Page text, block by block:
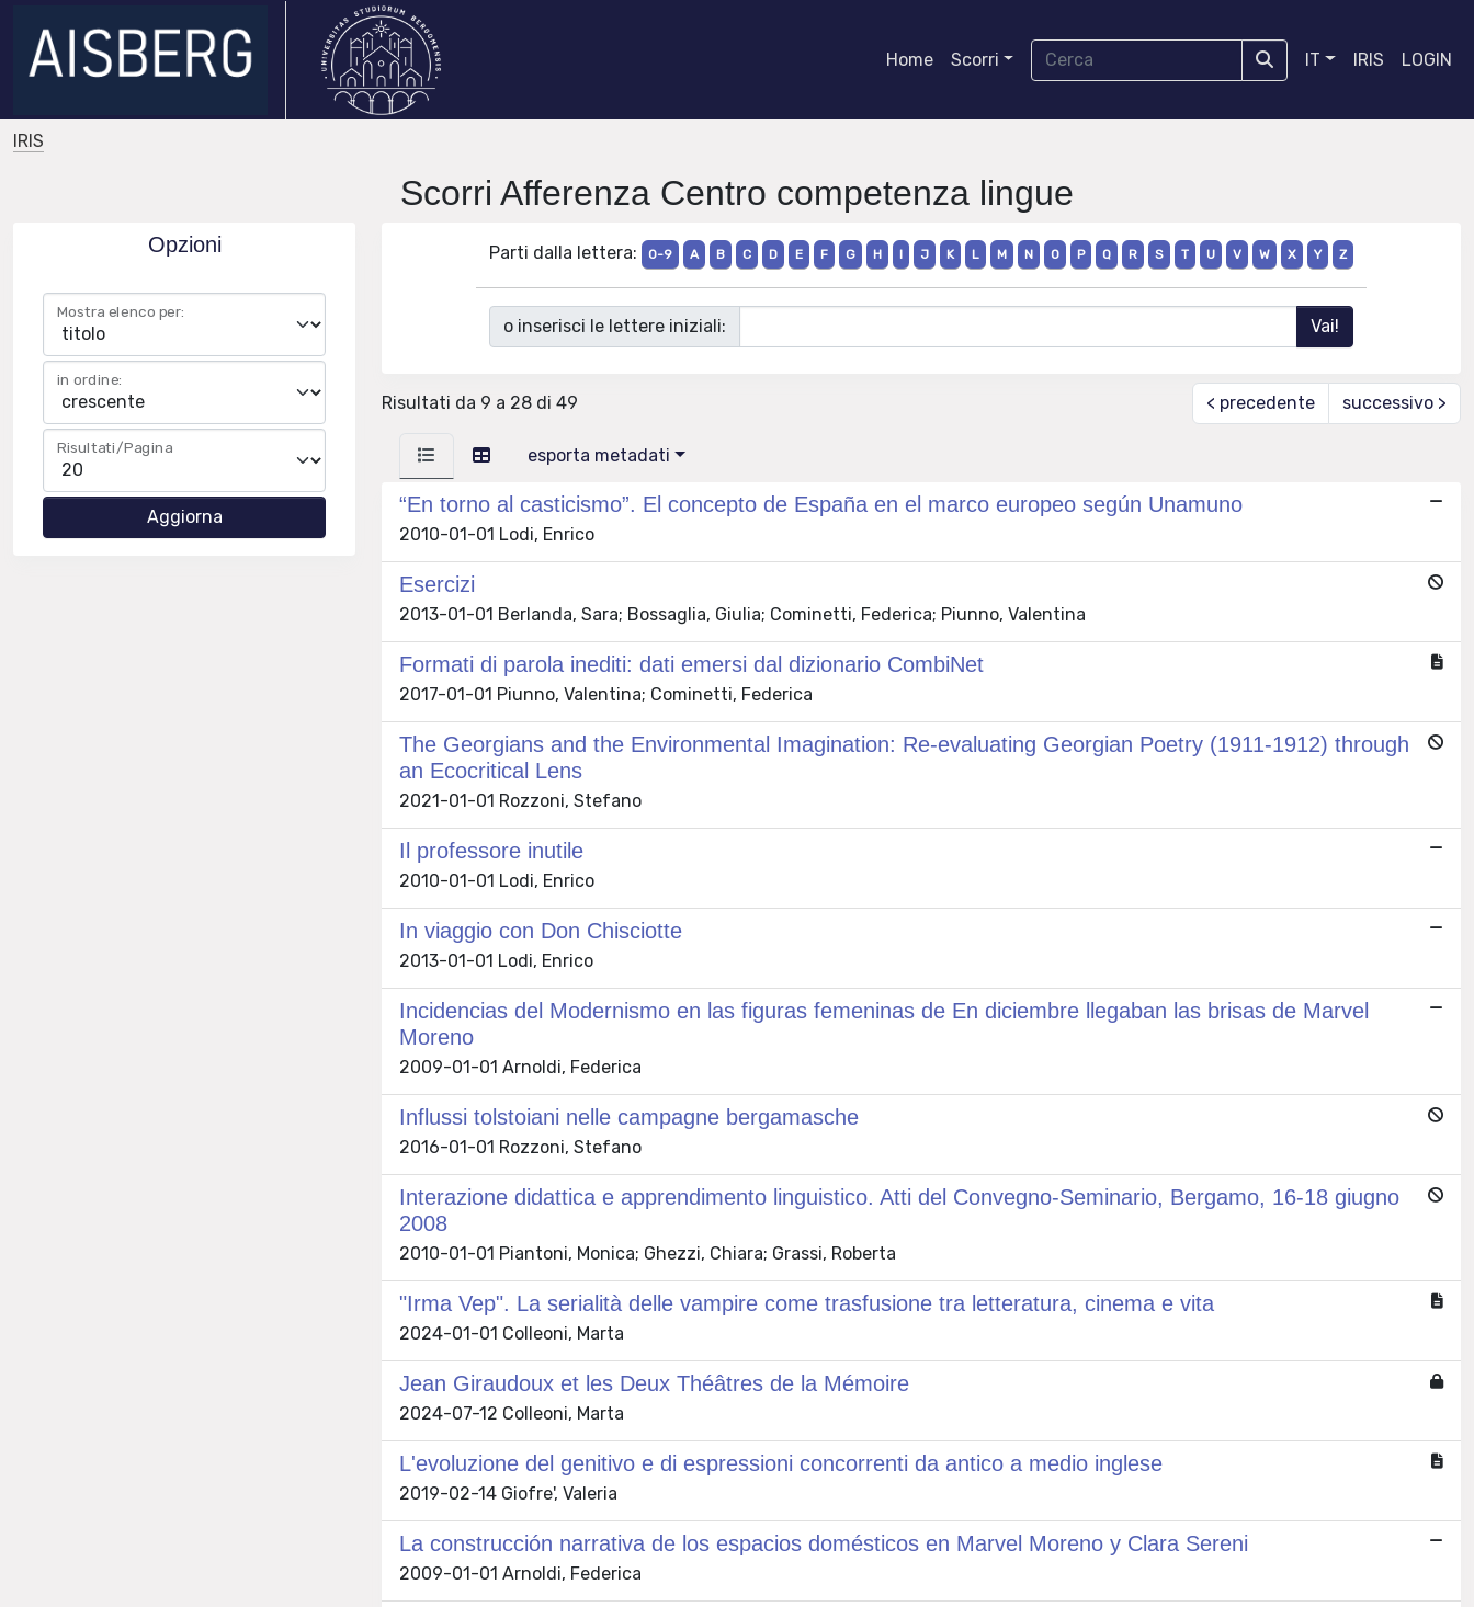
Home Scorri IT IRIS LOGIN
IRIS
Scorri Afferenza Centro competenza lingue
Opzioni
Mostra elenco per:
in ordine:
Risultati/Pagina
Parti dalla lettera: 0-9 A B C D E F G H I J K L M N O P Q R S T U V W X Y Z
o inserisci le lettere iniziali:
Risultati da 9 a 28 di 49 < precedente successivo >
esporta metadati
“En torno al casticismo”. El concepto de España en el marco europeo según Unamuno
2010-01-01 Lodi, Enrico
Esercizi
2013-01-01 Berlanda, Sara; Bossaglia, Giulia; Cominetti, Federica; Piunno, Valentina
Formati di parola inediti: dati emersi dal dizionario CombiNet
2017-01-01 Piunno, Valentina; Cominetti, Federica
The Georgians and the Environmental Imagination: Re-evaluating Georgian Poetry (1911-1912) through
an Ecocritical Lens
2021-01-01 Rozzoni, Stefano
Il professore inutile
2010-01-01 Lodi, Enrico
In viaggio con Don Chisciotte
2013-01-01 Lodi, Enrico
Incidencias del Modernismo en las figuras femeninas de En diciembre llegaban las brisas de Marvel
Moreno
2009-01-01 Arnoldi, Federica
Influssi tolstoiani nelle campagne bergamasche
2016-01-01 Rozzoni, Stefano
Interazione didattica e apprendimento linguistico. Atti del Convegno-Seminario, Bergamo, 16-18 giugno
2008
2010-01-01 Piantoni, Monica; Ghezzi, Chiara; Grassi, Roberta
"Irma Vep". La serialità delle vampire come trasfusione tra letteratura, cinema e vita
2024-01-01 Colleoni, Marta
Jean Giraudoux et les Deux Théâtres de la Mémoire
2024-07-12 Colleoni, Marta
L'evoluzione del genitivo e di espressioni concorrenti da antico a medio inglese
2019-02-14 Giofre', Valeria
La construcción narrativa de los espacios domésticos en Marvel Moreno y Clara Sereni
2009-01-01 Arnoldi, Federica